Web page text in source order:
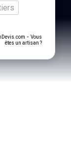
- Vous
êtes un artisan ?